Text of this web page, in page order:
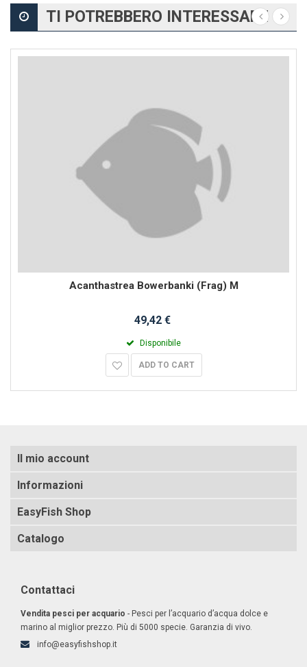
TI POTREBBERO INTERESSARE
Acanthastrea Bowerbanki (Frag) M
49,42 €
Disponibile
ADD TO CART
Il mio account
Informazioni
EasyFish Shop
Catalogo
Contattaci
Vendita pesci per acquario - Pesci per l’acquario d’acqua dolce e
marino al miglior prezzo. Più di 5000 specie. Garanzia di vivo.
info@easyfishshop.it